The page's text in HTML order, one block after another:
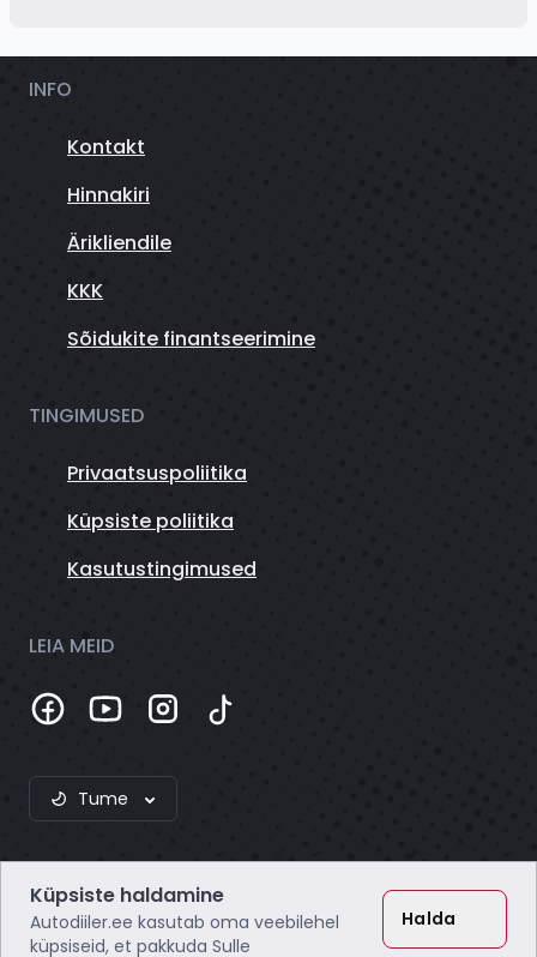
INFO
Kontakt
Hinnakiri
Ärikliendile
KKK
Sõidukite finantseerimine
TINGIMUSED
Privaatsuspoliitika
Küpsiste poliitika
Kasutustingimused
LEIA MEID
Tume
Küpsiste haldamine
Autodiiler.ee kasutab oma veebilehel
küpsiseid, et pakkuda Sulle
Halda